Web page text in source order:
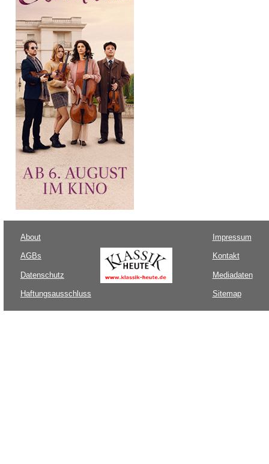
About
AGBs
Datenschutz
Haftungsausschluss
Impressum
Kontakt
Mediadaten
Sitemap